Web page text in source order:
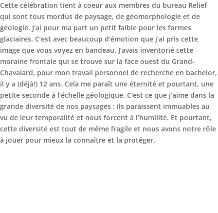
Cette célébration tient à coeur aux membres du bureau Relief
qui sont tous mordus de paysage, de géomorphologie et de
géologie. J'ai pour ma part un petit faible pour les formes
glaciaires. C’est avec beaucoup d’émotion que j’ai pris cette
image que vous voyez en bandeau. J’avais inventorié cette
moraine frontale qui se trouve sur la face ouest du Grand-
Chavalard, pour mon travail personnel de recherche en bachelor,
il y a (déjà!) 12 ans. Cela me paraît une éternité et pourtant, une
petite seconde à l’échelle géologique. C'est ce que j’aime dans la
grande diversité de nos paysages : ils paraissent immuables au
vu de leur temporalité et nous forcent à l’humilité. Et pourtant,
cette diversité est tout de même fragile et nous avons notre rôle
à jouer pour mieux la connaître et la protéger.